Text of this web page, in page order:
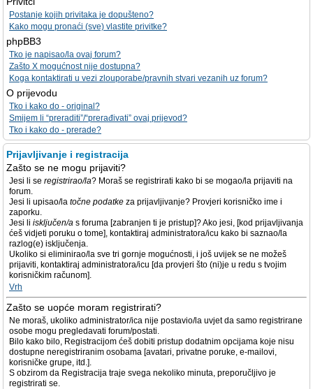
Postanje kojih privitaka je dopušteno?
Kako mogu pronaći (sve) vlastite privitke?
phpBB3
Tko je napisao/la ovaj forum?
Zašto X mogućnost nije dostupna?
Koga kontaktirati u vezi zlouporabe/pravnih stvari vezanih uz forum?
O prijevodu
Tko i kako do - original?
Smijem li “preraditi”/“prerađivati” ovaj prijevod?
Tko i kako do - prerade?
Prijavljivanje i registracija
Zašto se ne mogu prijaviti?
Jesi li se registrirao/la? Moraš se registrirati kako bi se mogao/la prijaviti na
forum.
Jesi li upisao/la točne podatke za prijavljivanje? Provjeri korisničko ime i
zaporku.
Jesi li isključen/a s foruma [zabranjen ti je pristup]? Ako jesi, [kod prijavljivanja
ćeš vidjeti poruku o tome], kontaktiraj administratora/icu kako bi saznao/la
razlog(e) isključenja.
Ukoliko si eliminirao/la sve tri gornje mogućnosti, i još uvijek se ne možeš
prijaviti, kontaktiraj administratora/icu [da provjeri što (ni)je u redu s tvojim
korisničkim računom].
Vrh
Zašto se uopće moram registrirati?
Ne moraš, ukoliko administrator/ica nije postavio/la uvjet da samo registrirane
osobe mogu pregledavati forum/postati.
Bilo kako bilo, Registracijom ćeš dobiti pristup dodatnim opcijama koje nisu
dostupne neregistriranim osobama [avatari, privatne poruke, e-mailovi,
korisničke grupe, itd.].
S obzirom da Registracija traje svega nekoliko minuta, preporučljivo je
registrirati se.